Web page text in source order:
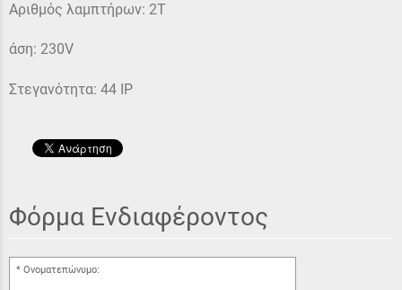
Αριθμός λαμπτήρων: 2Τ
άση: 230V
Στεγανότητα: 44 IP
Φόρμα Ενδιαφέροντος
Ονοματεπώνυμο: